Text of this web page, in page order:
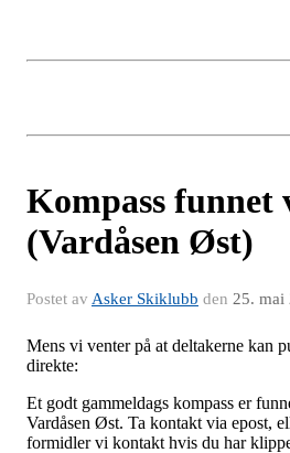
Kompass funnet
(Vardåsen Øst)
Postet av Asker Skiklubb den 25. mai
Mens vi venter på at deltakerne kan
direkte:
Et godt gammeldags kompass er
Vardåsen Øst. Ta kontakt via epost,
formidler vi kontakt hvis du har